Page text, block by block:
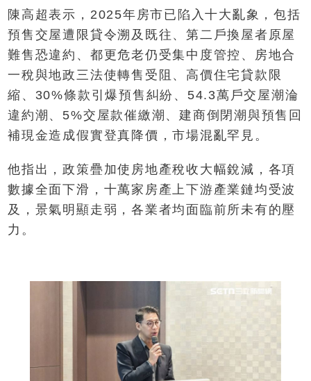
陳高超表示，2025年房市已陷入十大亂象，包括
預售交屋遭限貸令溯及既往、第二戶換屋者原屋
難售恐違約、都更危老仍受集中度管控、房地合
一稅與地政三法使轉售受阻、高價住宅貸款限
縮、30%條款引爆預售糾紛、54.3萬戶交屋潮淪
違約潮、5%交屋款催繳潮、建商倒閉潮與預售回
補現金造成假實登真降價，市場混亂罕見。
他指出，政策疊加使房地產稅收大幅銳減，各項
數據全面下滑，十萬家房產上下游產業鏈均受波
及，景氣明顯走弱，各業者均面臨前所未有的壓
力。